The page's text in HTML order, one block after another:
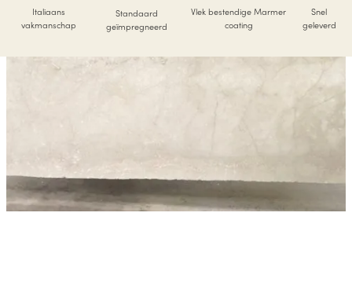
Italiaans
vakmanschap
Standaard
geïmpregneerd
Vlek bestendige Marmer
coating
Snel
geleverd